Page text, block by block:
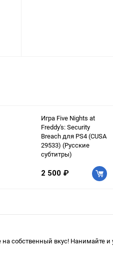
Игра Five Nights at
Freddy's: Security
Breach для PS4 (CUSA
29533) (Русские
субтитры)
2 500 ₽
собственный вкус!